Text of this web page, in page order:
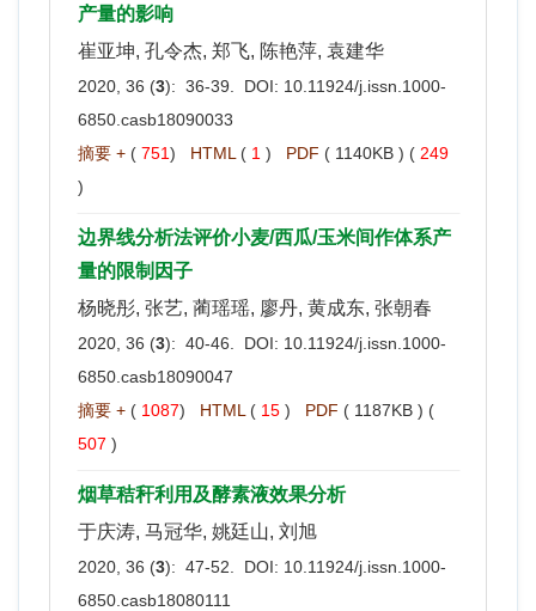
产量的影响
崔亚坤, 孔令杰, 郑飞, 陈艳萍, 袁建华
2020, 36 (3): 36-39. DOI: 10.11924/j.issn.1000-
6850.casb18090033
摘要 + ( 751) HTML ( 1 ) PDF ( 1140KB ) ( 249
)
边界线分析法评价小麦/西瓜/玉米间作体系产
量的限制因子
杨晓彤, 张艺, 蔺瑶瑶, 廖丹, 黄成东, 张朝春
2020, 36 (3): 40-46. DOI: 10.11924/j.issn.1000-
6850.casb18090047
摘要 + ( 1087) HTML ( 15 ) PDF ( 1187KB ) (
507 )
烟草秸秆利用及酵素液效果分析
于庆涛, 马冠华, 姚廷山, 刘旭
2020, 36 (3): 47-52. DOI: 10.11924/j.issn.1000-
6850.casb18080111